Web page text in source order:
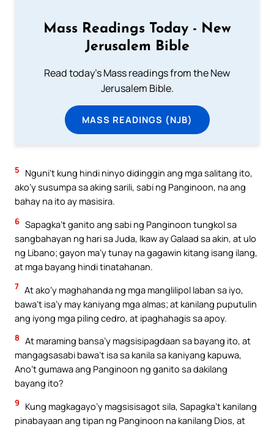
Mass Readings Today - New
Jerusalem Bible
Read today's Mass readings from the New
Jerusalem Bible.
MASS READINGS (NJB)
5
Nguni’t kung hindi ninyo didinggin ang mga salitang ito,
ako’y susumpa sa aking sarili, sabi ng Panginoon, na ang
bahay na ito ay masisira.
6 Sapagka’t ganito ang sabi ng Panginoon tungkol sa
sangbahayan ng hari sa Juda, Ikaw ay Galaad sa akin, at ulo
ng Libano; gayon ma’y tunay na gagawin kitang isang ilang,
at mga bayang hindi tinatahanan.
7 At ako’y maghahanda ng mga manglilipol laban sa iyo,
bawa’t isa’y may kaniyang mga almas; at kanilang puputulin
ang iyong mga piling cedro, at ipaghahagis sa apoy.
8 At maraming bansa’y magsisipagdaan sa bayang ito, at
mangagsasabi bawa’t isa sa kanila sa kaniyang kapuwa,
Ano’t gumawa ang Panginoon ng ganito sa dakilang
bayang ito?
9
Kung magkagayo’y magsisisagot sila, Sapagka’t kanilang
pinabayaan ang tipan ng Panginoon na kanilang Dios, at